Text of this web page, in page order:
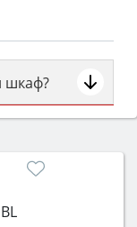
шкаф?
или
для семьи,